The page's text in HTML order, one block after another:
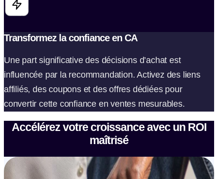
Transformez la confiance en CA
Une part significative des décisions d’achat est
influencée par la recommandation. Activez des liens
affiliés, des coupons et des offres dédiées pour
convertir cette confiance en ventes mesurables.
Accélérez votre croissance avec un ROI
maîtrisé